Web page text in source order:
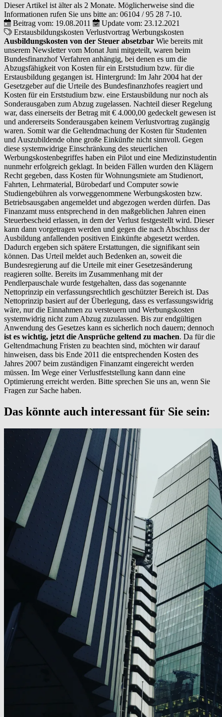
Dieser Artikel ist älter als 2 Monate. Möglicherweise sind die
Informationen rufen Sie uns bitte an: 06104 / 95 28 7-10.
Beitrag vom: 19.08.2011
Update vom: 23.12.2021
Erstausbildungskosten Verlustvortrag Werbungskosten
Ausbildungskosten von der Steuer absetzbar Wie bereits mit
unserem Newsletter vom Monat Juni mitgeteilt, waren beim
Bundesfinanzhof Verfahren anhängig, bei denen es um die
Abzugsfähigkeit von Kosten für ein Erststudium bzw. für die
Erstausbildung gegangen ist. Hintergrund: Im Jahr 2004 hat der
Gesetzgeber auf die Urteile des Bundesfinanzhofes reagiert und
Kosten für ein Erststudium bzw. eine Erstausbildung nur noch als
Sonderausgaben zum Abzug zugelassen. Nachteil dieser Regelung
war, dass einerseits der Betrag mit € 4.000,00 gedeckelt gewesen ist
und andererseits Sonderausgaben keinem Verlustvortrag zugängig
waren. Somit war die Geltendmachung der Kosten für Studenten
und Auszubildende ohne große Einkünfte nicht sinnvoll. Gegen
diese systemwidrige Einschränkung des steuerlichen
Werbungskostenbegriffes haben ein Pilot und eine Medizinstudentin
nunmehr erfolgreich geklagt. In beiden Fällen wurden den Klägern
Recht gegeben, dass Kosten für Wohnungsmiete am Studienort,
Fahrten, Lehrmaterial, Bürobedarf und Computer sowie
Studiengebühren als vorweggenommene Werbungskosten bzw.
Betriebsausgaben angemeldet und abgezogen werden dürfen. Das
Finanzamt muss entsprechend in den maßgeblichen Jahren einen
Steuerbescheid erlassen, in dem der Verlust festgestellt wird. Dieser
kann dann vorgetragen werden und gegen die nach Abschluss der
Ausbildung anfallenden positiven Einkünfte abgesetzt werden.
Dadurch ergeben sich spätere Erstattungen, die signifikant sein
können. Das Urteil meldet auch Bedenken an, soweit die
Bundesregierung auf die Urteile mit einer Gesetzesänderung
reagieren sollte. Bereits im Zusammenhang mit der
Pendlerpauschale wurde festgehalten, dass das sogenannte
Nettoprinzip ein verfassungsrechtlich geschützter Bereich ist. Das
Nettoprinzip basiert auf der Überlegung, dass es verfassungswidrig
wäre, nur die Einnahmen zu versteuern und Werbungskosten
systemwidrig nicht zum Abzug zuzulassen. Bis zur endgültigen
Anwendung des Gesetzes kann es sicherlich noch dauern; dennoch
ist es wichtig, jetzt die Ansprüche geltend zu machen. Da für die
Geltendmachung Fristen zu beachten sind, möchten wir darauf
hinweisen, dass bis Ende 2011 die entsprechenden Kosten des
Jahres 2007 beim zuständigen Finanzamt eingereicht werden
müssen. Im Wege einer Verlustfeststellung kann dann eine
Optimierung erreicht werden. Bitte sprechen Sie uns an, wenn Sie
Fragen zur Sache haben.
Das könnte auch interessant für Sie sein: